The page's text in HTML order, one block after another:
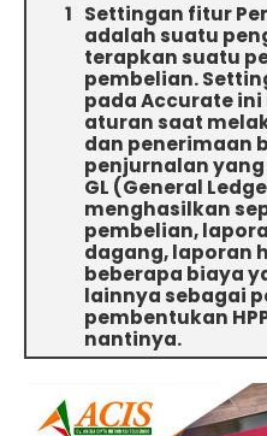
Settingan fitur
adalah suatu
terapkan suatu
pembelian.
pada Accurate
aturan saat
dan penerimaan
penjurnalan
GL (General
menghasilkan
pembelian,
dagang, laporan
beberapa biaya
lainnya sebagai
pembentukan
nantinya.